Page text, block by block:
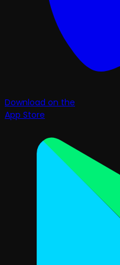
Download on the
App Store